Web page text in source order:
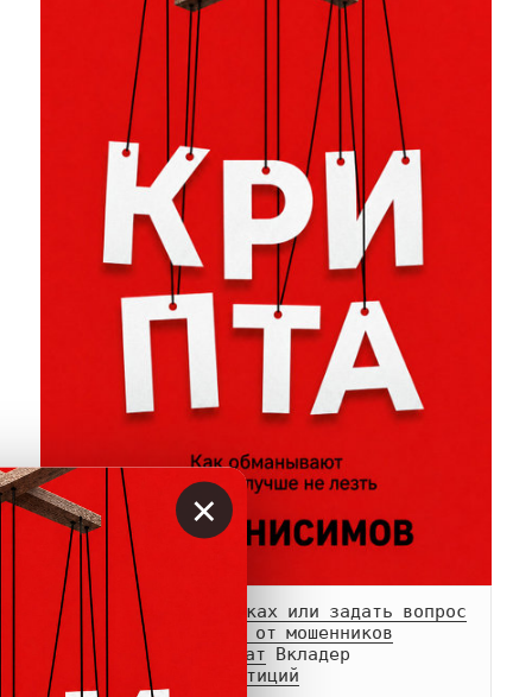
Сообщить о мошенниках или задать вопрос
Памятка о возврате от мошенников
Телеграм-
чат
Белый список инвестиций
×